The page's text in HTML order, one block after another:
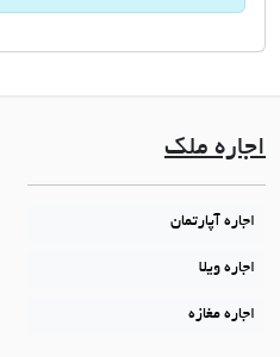
اجاره ملک
اجاره آپارتمان
اجاره ویلا
اجاره مغازه